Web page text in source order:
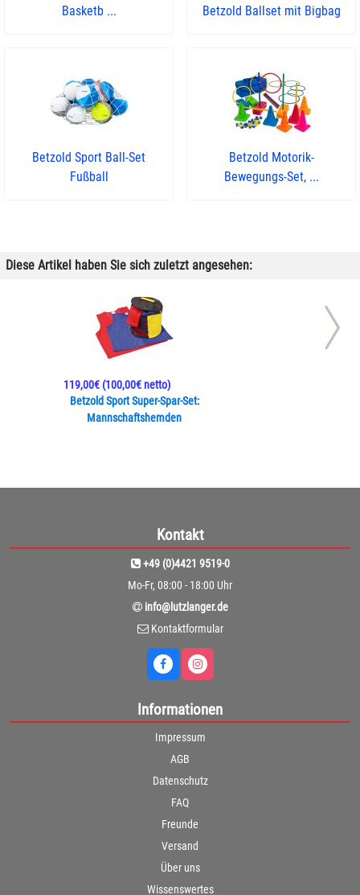
Basketb ...
Betzold Ballset mit Bigbag
Betzold Sport Ball-Set
Fußball
Betzold Motorik-
Bewegungs-Set, ...
Diese Artikel haben Sie sich zuletzt angesehen:
Betzold Sport Super-Spar-Set:
Mannschaftshemden
119,00€(100,00€ netto)
Kontakt
+49 (0)4421 9519-0
Mo-Fr, 08:00 - 18:00 Uhr
info@lutzlanger.de
Kontaktformular
Informationen
Impressum
AGB
Datenschutz
FAQ
Freunde
Versand
Über uns
Wissenswertes